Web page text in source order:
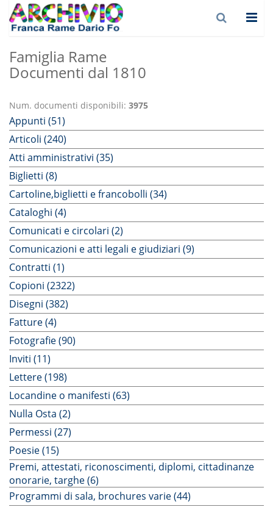
Famiglia Rame
Documenti dal 1810
Num. documenti disponibili: 3975
Appunti (51)
Articoli (240)
Atti amministrativi (35)
Biglietti (8)
Cartoline,biglietti e francobolli (34)
Cataloghi (4)
Comunicati e circolari (2)
Comunicazioni e atti legali e giudiziari (9)
Contratti (1)
Copioni (2322)
Disegni (382)
Fatture (4)
Fotografie (90)
Inviti (11)
Lettere (198)
Locandine o manifesti (63)
Nulla Osta (2)
Permessi (27)
Poesie (15)
Premi, attestati, riconoscimenti, diplomi, cittadinanze
onorarie, targhe (6)
Programmi di sala, brochures varie (44)